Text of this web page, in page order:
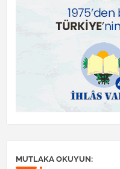
MUTLAKA OKUYUN: